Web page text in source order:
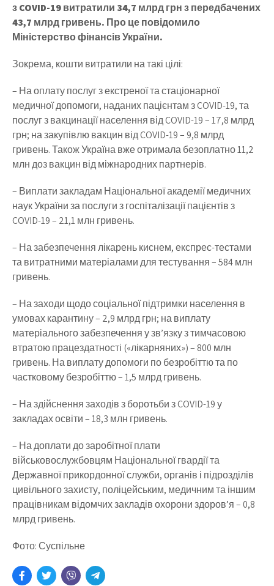
з COVID-19 витратили 34,7 млрд грн з передбачених
43,7 млрд гривень. Про це повідомило
Міністерство фінансів України.
Зокрема, кошти витратили на такі цілі:
– На оплату послуг з екстреної та стаціонарної
медичної допомоги, наданих пацієнтам з COVID-19, та
послуг з вакцинації населення від COVID-19 – 17,8 млрд
грн; на закупівлю вакцин від COVID-19 – 9,8 млрд
гривень. Також Україна вже отримала безоплатно 11,2
млн доз вакцин від міжнародних партнерів.
– Виплати закладам Національної академії медичних
наук України за послуги з госпіталізації пацієнтів з
COVID-19 – 21,1 млн гривень.
– На забезпечення лікарень киснем, експрес-тестами
та витратними матеріалами для тестування – 584 млн
гривень.
– На заходи щодо соціальної підтримки населення в
умовах карантину – 2,9 млрд грн; на виплату
матеріального забезпечення у зв’язку з тимчасовою
втратою працездатності («лікарняних») – 800 млн
гривень. На виплату допомоги по безробіттю та по
частковому безробіттю – 1,5 млрд гривень.
– На здійснення заходів з боротьби з COVID-19 у
закладах освіти – 18,3 млн гривень.
– На доплати до заробітної плати
військовослужбовцям Національної гвардії та
Державної прикордонної служби, органів і підрозділів
цивільного захисту, поліцейським, медичним та іншим
працівникам відомчих закладів охорони здоров’я – 0,8
млрд гривень.
Фото: Суспільне